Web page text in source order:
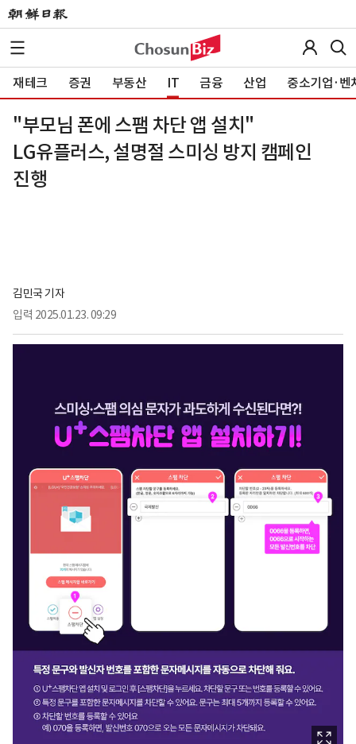
재테크 증권 부동산 IT 금융 산업 중소기업·벤
"부모님 폰에 스팸 차단 앱 설치"
LG유플러스, 설명절 스미싱 방지 캠페인
진행
김민국 기자
입력 2025.01.23. 09:29